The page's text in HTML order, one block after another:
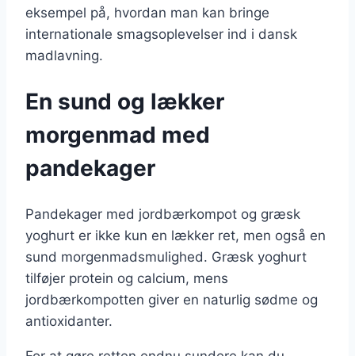
eksempel på, hvordan man kan bringe
internationale smagsoplevelser ind i dansk
madlavning.
En sund og lækker
morgenmad med
pandekager
Pandekager med jordbærkompot og græsk
yoghurt er ikke kun en lækker ret, men også en
sund morgenmadsmulighed. Græsk yoghurt
tilføjer protein og calcium, mens
jordbærkompotten giver en naturlig sødme og
antioxidanter.